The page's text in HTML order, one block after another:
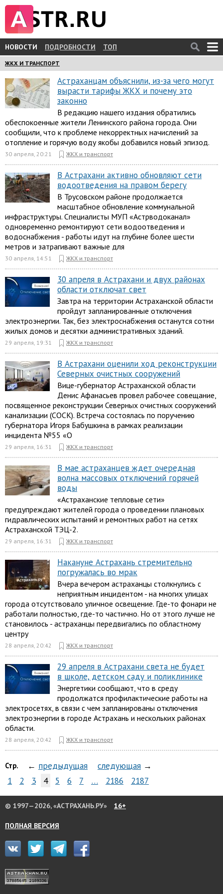
НОВОСТИ ПОДРОБНОСТИ ТОП
ЖКХ И ТРАНСПОРТ
Астраханцам объяснили, из-за чего могут
вырасти тарифы ЖКХ и почему это
законно
В редакцию нашего издания обратились
обеспокоенные жители Ленинского района города. Они
сообщили, что к проблеме некорректных начислений за
отопление и горячую воду якобы добавился новый эпизод.
30 апреля, 20:21 ЖКХ и транспорт
В Астрахани активно обновляют сети
водоотведения на правом берегу
В Трусовском районе продолжается
масштабное обновление коммунальной
инфраструктуры. Специалисты МУП «Астрводоканал»
одновременно ремонтируют сети водоотведения и
водоснабжения - работы идут на глубине более шести
метров и затрагивают важные для
30 апреля, 14:51 ЖКХ и транспорт
30 апреля в Астрахани и двух районах
области отключат свет
Завтра на территории Астраханской области
пройдут запланированные отключения
электроэнергии. Так, без электроснабжения останутся сотни
жилых домов и десятки административных зданий.
29 апреля, 19:31 ЖКХ и транспорт
В Астрахани оценили ход реконструкции
Северных очистных сооружений
Вице-губернатор Астраханской области
Денис Афанасьев провел рабочее совещание,
посвященное реконструкции Северных очистных сооружений
канализации (СОСК). Встреча состоялась по поручению
губернатора Игоря Бабушкина в рамках реализации
инцидента №55 «О
29 апреля, 16:31 ЖКХ и транспорт
В мае астраханцев ждет очередная
волна массовых отключений горячей
воды
«Астраханские тепловые сети»
предупреждают жителей города о проведении плановых
гидравлических испытаний и ремонтных работ на сетях
Астраханской ТЭЦ-2.
29 апреля, 16:31 ЖКХ и транспорт
Накануне Астрахань стремительно
погружалась во мрак
Вчера вечером астраханцы столкнулись с
неприятным инцидентом - на многих улицах
города отсутствовало уличное освещение. Где-то фонари не
работали полностью, где-то частично. Но от этого лучше не
становилось - астраханцы передвигались по областному
центру
28 апреля, 20:42 ЖКХ и транспорт
29 апреля в Астрахани света не будет
в школе, детском саду и поликлинике
Энергетики сообщают, что в среду
продолжатся профилактические работы на
электросетях, в связи с чем запланированы отключения
электроэнергии в городе Астрахань и нескольких районах
области.
28 апреля, 20:42 ЖКХ и транспорт
Стр. ← предыдущая следующая →
1
2 3 4 5 6 7 … 2186 2187
© 1997—2026, «АСТРАХАНЬ.РУ» 16+
ПОЛНАЯ ВЕРСИЯ